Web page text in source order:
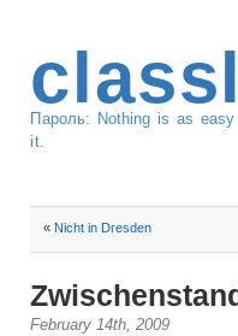
Пароль: Nothing is as
it.
«Nicht in Dresden
February 14th, 2009